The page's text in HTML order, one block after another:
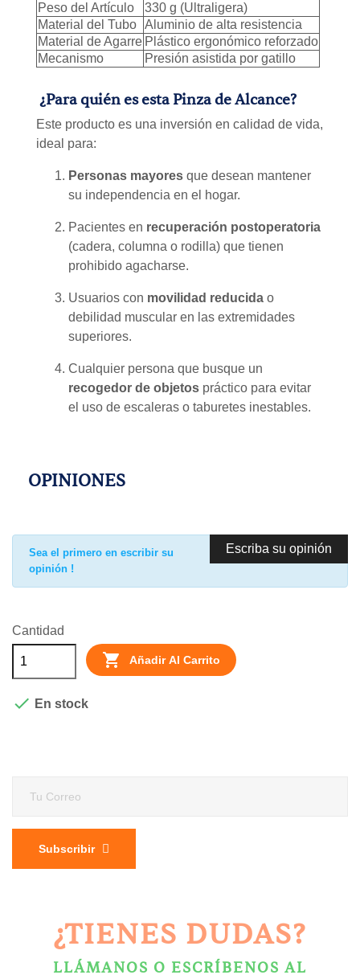
Peso del Artículo
330 g (Ultraligera)
Material del Tubo Aluminio de alta resistencia
Material de Agarre Plástico ergonómico reforzado
Mecanismo
Presión asistida por gatillo
¿Para quién es esta Pinza de Alcance?
Este producto es una inversión en calidad de vida,
ideal para:
Personas mayores que desean mantener
su independencia en el hogar.
Pacientes en recuperación postoperatoria
(cadera, columna o rodilla) que tienen
prohibido agacharse.
Usuarios con movilidad reducida o
debilidad muscular en las extremidades
superiores.
Cualquier persona que busque un
recogedor de objetos práctico para evitar
el uso de escaleras o taburetes inestables.
OPINIONES
Escriba su opinión
Sea el primero en escribir su
opinión !
Cantidad
 Añadir Al Carrito
 En stock
Subscribir
¿TIENES DUDAS?
LLÁMANOS O ESCRÍBENOS AL